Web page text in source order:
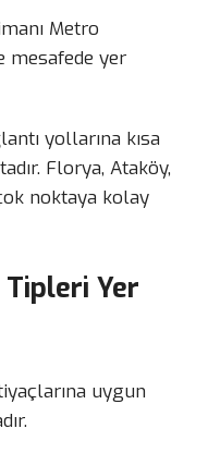
Metro
mesafede yer
yollarına kısa
Florya, Ataköy,
noktaya kolay
Yer
uygun